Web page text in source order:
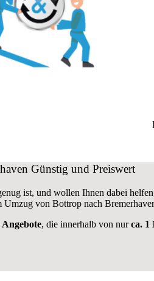
Günstig und Preiswert
ist, und wollen Ihnen dabei
Umzug von Bottrop nach
Angebote, die innerhalb von nurca. 1